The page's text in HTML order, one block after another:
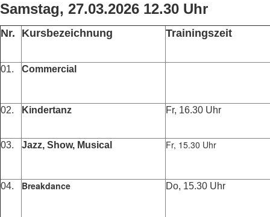
Samstag, 27.03.2026 12.30 Uhr
Nr. Kursbezeichnung Trainingszeit
01. Commercial
02. Kindertanz Fr, 16.30 Uhr
03. Jazz, Show, Musical Fr, 15.30 Uhr
04. Breakdance Do, 15.30 Uhr